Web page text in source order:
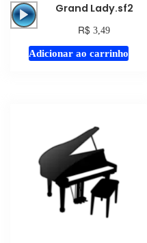
Tocador
áudio
Grand Lady.sf2
R$ 3,49
Adicionar ao carrinho